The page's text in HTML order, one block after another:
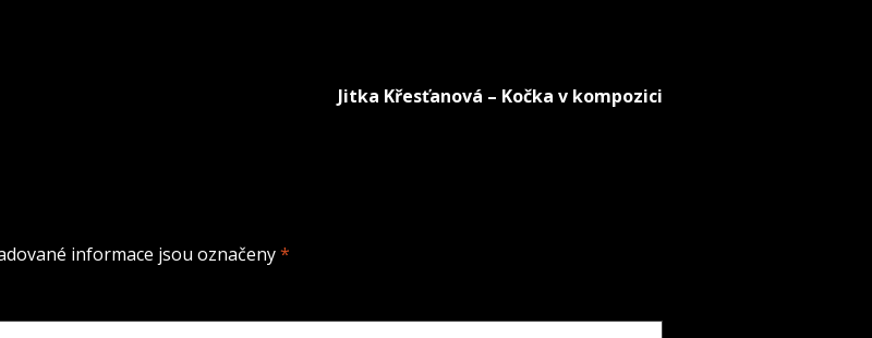
Jitka Křesťanová – Kočka v kompozici
informace jsou označeny*